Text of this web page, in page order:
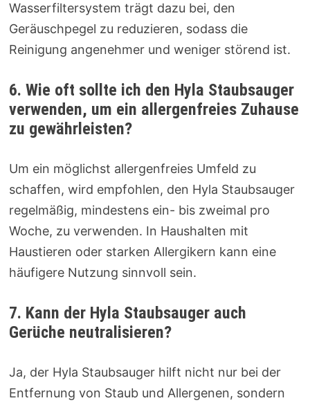
Wasserfiltersystem trägt dazu bei, den
Geräuschpegel zu reduzieren, sodass die
Reinigung angenehmer und weniger störend ist.
6. Wie oft sollte ich den Hyla Staubsauger
verwenden, um ein allergenfreies Zuhause
zu gewährleisten?
Um ein möglichst allergenfreies Umfeld zu
schaffen, wird empfohlen, den Hyla Staubsauger
regelmäßig, mindestens ein- bis zweimal pro
Woche, zu verwenden. In Haushalten mit
Haustieren oder starken Allergikern kann eine
häufigere Nutzung sinnvoll sein.
7. Kann der Hyla Staubsauger auch
Gerüche neutralisieren?
Ja, der Hyla Staubsauger hilft nicht nur bei der
Entfernung von Staub und Allergenen, sondern